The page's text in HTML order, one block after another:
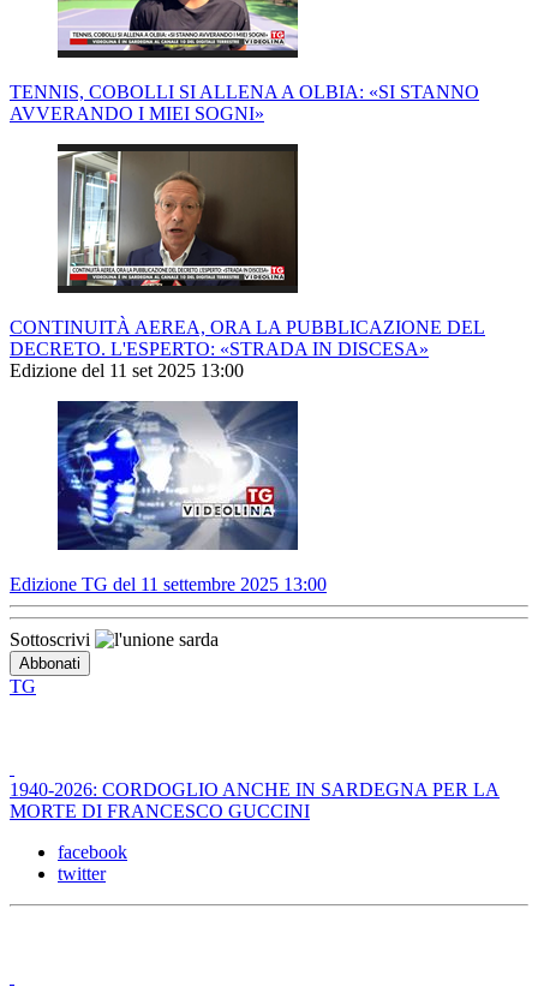
TENNIS, COBOLLI SI ALLENA A OLBIA: «SI STANNO
AVVERANDO I MIEI SOGNI»
CONTINUITÀ AEREA, ORA LA PUBBLICAZIONE DEL
DECRETO. L'ESPERTO: «STRADA IN DISCESA»
Edizione del 11 set 2025 13:00
Edizione TG del 11 settembre 2025 13:00
Sottoscrivi
TG
1940-2026: CORDOGLIO ANCHE IN SARDEGNA PER LA
MORTE DI FRANCESCO GUCCINI
facebook
twitter